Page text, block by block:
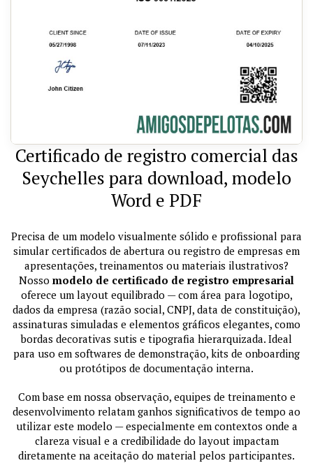
Certificado de registro comercial das
Seychelles para download, modelo
Word e PDF
Precisa de um modelo visualmente sólido e profissional para
simular certificados de abertura ou registro de empresas em
apresentações, treinamentos ou materiais ilustrativos?
Nosso modelo de certificado de registro empresarial
oferece um layout equilibrado — com área para logotipo,
dados da empresa (razão social, CNPJ, data de constituição),
assinaturas simuladas e elementos gráficos elegantes, como
bordas decorativas sutis e tipografia hierarquizada. Ideal
para uso em softwares de demonstração, kits de onboarding
ou protótipos de documentação interna.
Com base em nossa observação, equipes de treinamento e
desenvolvimento relatam ganhos significativos de tempo ao
utilizar este modelo — especialmente em contextos onde a
clareza visual e a credibilidade do layout impactam
diretamente na aceitação do material pelos participantes.